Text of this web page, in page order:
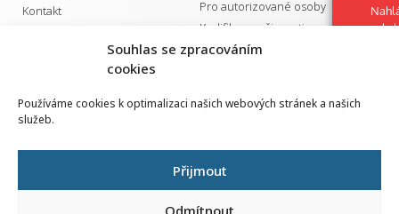
Souhlas se zpracováním
cookies
Používáme cookies k optimalizaci našich webových stránek a našich
služeb.
Přijmout
Odmítnout
Kontakt
Pro autorizované osoby
Kvalifikace a živnosti
GDPR
Národní pedagogický institut ČR
Senovážné náměstí 25
110 00 Praha 1